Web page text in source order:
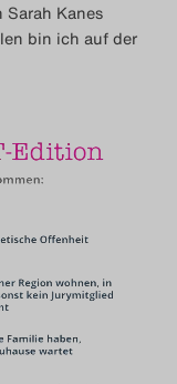
Kanes
bin ich auf der